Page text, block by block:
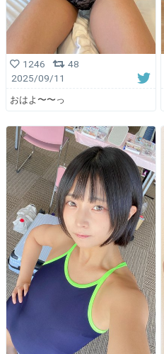
1246
48
2025/09/11
おはよ〜〜っ